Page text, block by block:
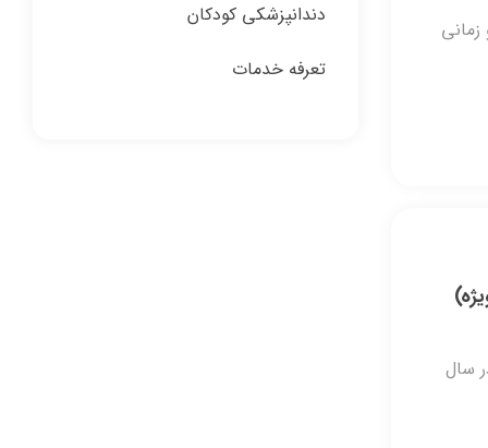
سال
دندانپزشکی کودکان
تعرفه خدمات